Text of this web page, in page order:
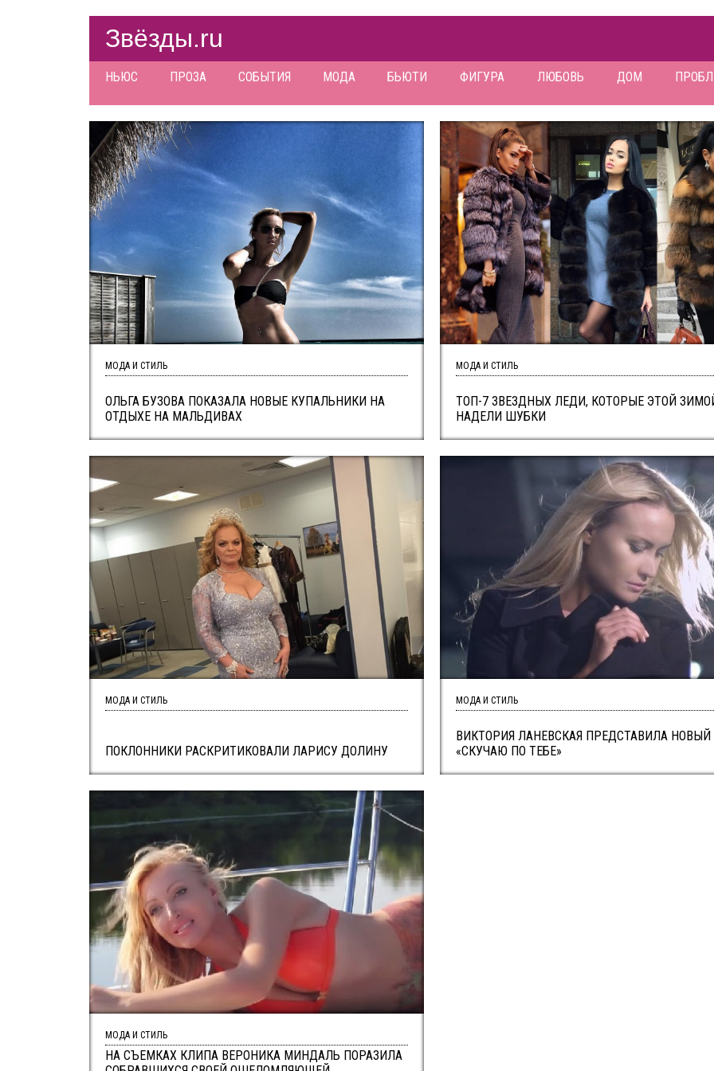
Звёзды.ru
НЬЮС ПРОЗА СОБЫТИЯ МОДА БЬЮТИ ФИГУРА ЛЮБОВЬ ДОМ
ОЛЬГА БУЗОВА ПОКАЗАЛА НОВЫЕ КУПАЛЬНИКИ НА
ОТДЫХЕ НА МАЛЬДИВАХ
МОДА И СТИЛЬ
ТОП-7 ЗВЕЗДНЫХ ЛЕДИ, КОТОРЫЕ ЭТОЙ
НАДЕЛИ ШУБКИ
МОДА И СТИЛЬ
ПОКЛОННИКИ РАСКРИТИКОВАЛИ ЛАРИСУ ДОЛИНУ
МОДА И СТИЛЬ
ВИКТОРИЯ ЛАНЕВСКАЯ ПРЕДСТАВИЛА
«СКУЧАЮ ПО ТЕБЕ»
МОДА И СТИЛЬ
НА СЪЕМКАХ КЛИПА ВЕРОНИКА МИНДАЛЬ ПОРАЗИЛА
МОДА И СТИЛЬ